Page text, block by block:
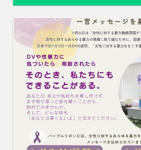
な
く
自
分
ら
し
く
生
き
ら
れ